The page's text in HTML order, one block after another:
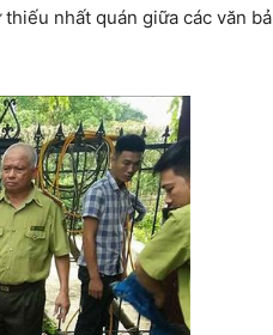
nhất quán giữa các văn